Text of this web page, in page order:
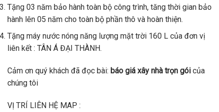
Tặng 03 năm bảo hành toàn bộ công trình, tăng thời gian bảo
hành lên 05 năm cho toàn bộ phần thô và hoàn thiện.
Tặng máy nước nóng năng lượng mặt trời 160 L của đơn vị
liên kết : TÂN Á ĐẠI THÀNH.
Cảm ơn quý khách đã đọc bài: báo giá xây nhà trọn gói của
chúng tôi
VỊ TRÍ LIÊN HỆ MAP :